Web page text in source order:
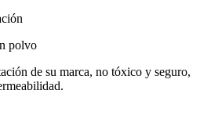
polvo
de su marca, no tóxico y seguro,